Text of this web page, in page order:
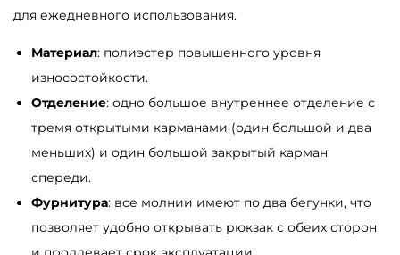
р
ю
к
з
а
к
S
a
для ежедневного использования.
Материал: полиэстер повышенного уровня
износостойкости.
Отделение: одно большое внутреннее отделение с
тремя открытыми карманами (один большой и два
меньших) и один большой закрытый карман
спереди.
Фурнитура: все молнии имеют по два бегунки, что
позволяет удобно открывать рюкзак с обеих сторон